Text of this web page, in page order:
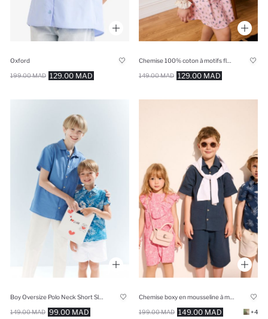
Oxford
129.00 MAD
199.00 MAD 129.00 MAD
149.00 MAD
99.00 MAD
149.00 MAD 149.00 MAD
199.00 MAD +4